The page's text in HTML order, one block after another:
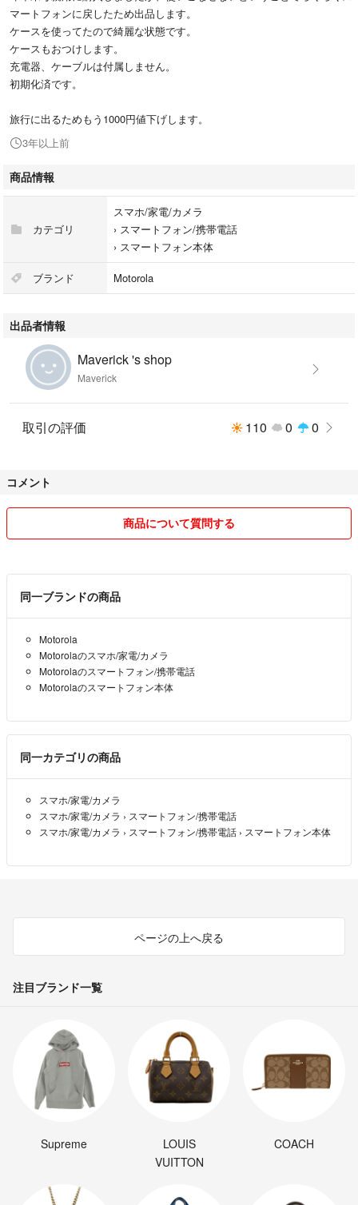
マートフォンに戻したため出品します。
ケースを使ってたので綺麗な状態です。
ケースもおつけします。
充電器、ケーブルは付属しません。
初期化済です。
旅行に出るためもう1000円値下げします。
3年以上前
商品情報
カテゴリ
スマホ/家電/カメラ
› スマートフォン/携帯電話
› スマートフォン本体
ブランド Motorola
出品者情報
Maverick 's shop
Maverick
取引の評価 110 0 0
コメント
商品について質問する
同一ブランドの商品
Motorola
Motorolaのスマホ/家電/カメラ
Motorolaのスマートフォン/携帯電話
Motorolaのスマートフォン本体
同一カテゴリの商品
スマホ/家電/カメラ
スマホ/家電/カメラ › スマートフォン/携帯電話
スマホ/家電/カメラ › スマートフォン/携帯電話 › スマートフォン本体
ページの上へ戻る
注目ブランド一覧
Supreme
LOUIS
VUITTON
COACH